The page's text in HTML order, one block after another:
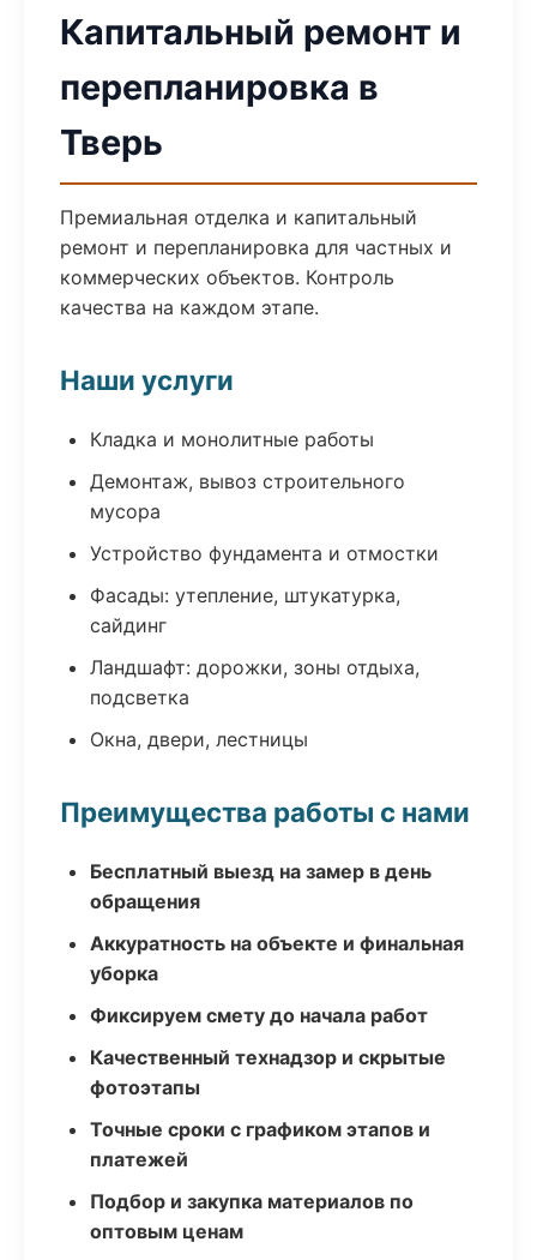
Капитальный ремонт и
перепланировка в
Тверь
Премиальная отделка и капитальный
ремонт и перепланировка для частных и
коммерческих объектов. Контроль
качества на каждом этапе.
Наши услуги
Кладка и монолитные работы
Демонтаж, вывоз строительного
мусора
Устройство фундамента и отмостки
Фасады: утепление, штукатурка,
сайдинг
Ландшафт: дорожки, зоны отдыха,
подсветка
Окна, двери, лестницы
Преимущества работы с нами
Бесплатный выезд на замер в день
обращения
Аккуратность на объекте и финальная
уборка
Фиксируем смету до начала работ
Качественный технадзор и скрытые
фотоэтапы
Точные сроки с графиком этапов и
платежей
Подбор и закупка материалов по
оптовым ценам